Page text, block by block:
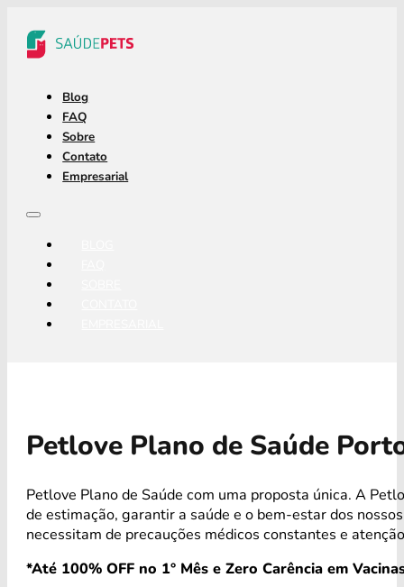
Blog
FAQ
Sobre
Contato
Empresarial
Petlove Plano de Saúde
Petlove Plano de Saúde com uma proposta única. A
de estimação, garantir a saúde e o bem-estar dos
necessitam de precauções médicos constantes e
*Até 100% OFF no 1° Mês e Zero Carência em